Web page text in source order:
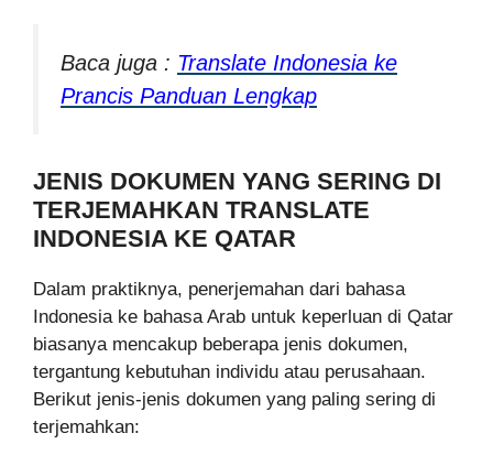
Baca juga : Translate Indonesia ke
Prancis Panduan Lengkap
JENIS DOKUMEN YANG SERING DI
TERJEMAHKAN TRANSLATE
INDONESIA KE QATAR
Dalam praktiknya, penerjemahan dari bahasa
Indonesia ke bahasa Arab untuk keperluan di Qatar
biasanya mencakup beberapa jenis dokumen,
tergantung kebutuhan individu atau perusahaan.
Berikut jenis-jenis dokumen yang paling sering di
terjemahkan: